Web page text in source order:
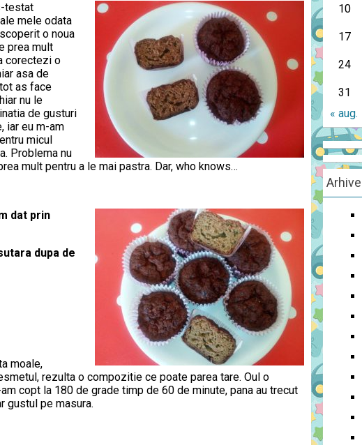
testat
mele odata
o noua
prea mult
corectezi o
asa de
as face
nu le
de gusturi
iar eu m-am
micul
Problema nu
mult pentru a le mai pastra. Dar, who knows…
dat prin
dupa de
moale,
rezulta o compozitie ce poate parea tare. Oul o
copt la 180 de grade timp de 60 de minute, pana au trecut
gustul pe masura.
10
17
24
31
« aug.
Arhive